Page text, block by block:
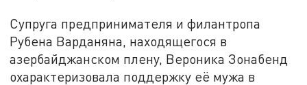
Супруга предпринимателя и филантропа
Рубена Варданяна, находящегося в
азербайджанском плену, Вероника Зонабенд
охарактеризовала поддержку её мужа в